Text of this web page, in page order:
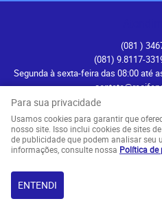
(081 )
(081) 9.8117-
Segunda à sexta-feira das 08:00 até
Avenida Herculano
CEP:
Para sua privacidade
Usamos cookies para garantir que
nosso site. Isso inclui cookies de sites
de publicidade que podem analisar seu
informações, consulte nossa Política de
ENTENDI